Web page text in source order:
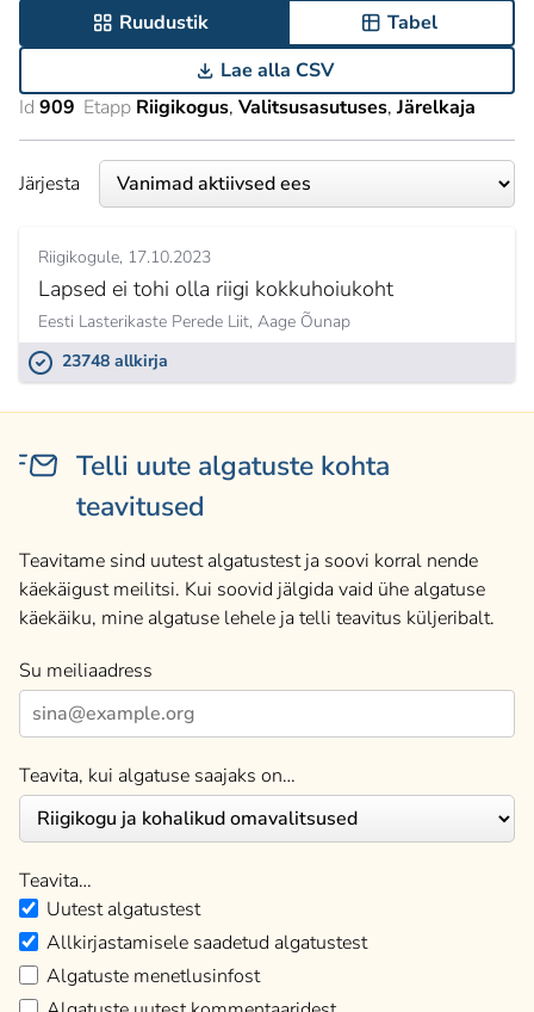
Ruudustik
Tabel
Lae alla CSV
Id 909 Etapp Riigikogus Valitsusasutuses Järelkaja
Järjesta
Riigikogule 17.10.2023
Lapsed ei tohi olla riigi kokkuhoiukoht
Eesti Lasterikaste Perede Liit, Aage Õunap
23748 allkirja
Telli uute algatuste kohta
teavitused
Teavitame sind uutest algatustest ja soovi korral nende
käekäigust meilitsi. Kui soovid jälgida vaid ühe algatuse
käekäiku, mine algatuse lehele ja telli teavitus küljeribalt.
Su meiliaadress
Teavita, kui algatuse saajaks on…
Teavita…
Uutest algatustest
Allkirjastamisele saadetud algatustest
Algatuste menetlusinfost